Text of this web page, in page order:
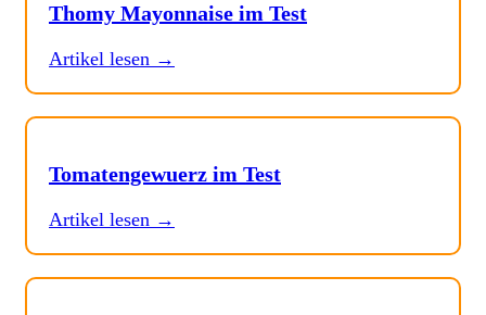
Thomy Mayonnaise im Test
Artikel lesen →
Tomatengewuerz im Test
Artikel lesen →